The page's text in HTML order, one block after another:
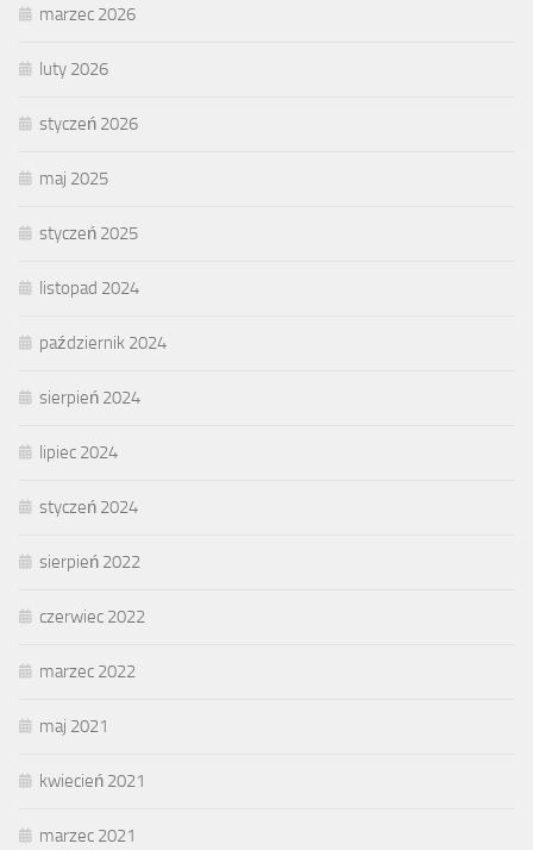
marzec 2026
luty 2026
styczeń 2026
maj 2025
styczeń 2025
listopad 2024
październik 2024
sierpień 2024
lipiec 2024
styczeń 2024
sierpień 2022
czerwiec 2022
marzec 2022
maj 2021
kwiecień 2021
marzec 2021